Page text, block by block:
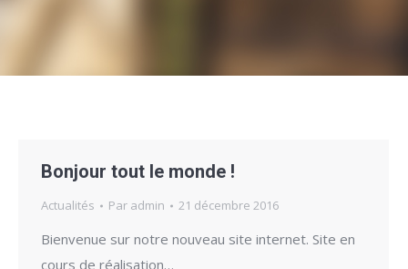
Bonjour tout le monde !
Actualités Par admin 21 décembre 2016
Bienvenue sur notre nouveau site internet. Site en
cours de réalisation…